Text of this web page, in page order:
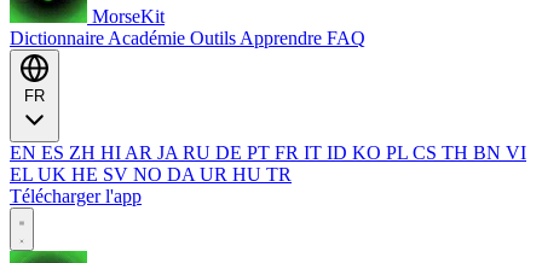
MorseKit
Dictionnaire Académie Outils Apprendre FAQ
EN ES ZH HI AR JA RU DE PT FR IT ID KO PL CS TH BN VI
EL UK HE SV NO DA UR HU TR
Télécharger l'app